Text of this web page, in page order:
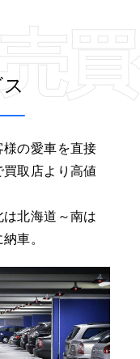
の愛車を直接
取店より高値
北海道～南は
車。